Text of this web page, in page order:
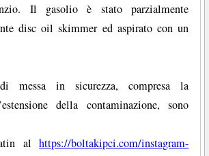
Il gasolio è stato parzialmente
disc oil skimmer ed aspirato con un
messa in sicurezza, compresa la
della contaminazione, sono
alhttps://boltakipci.com/instagram-